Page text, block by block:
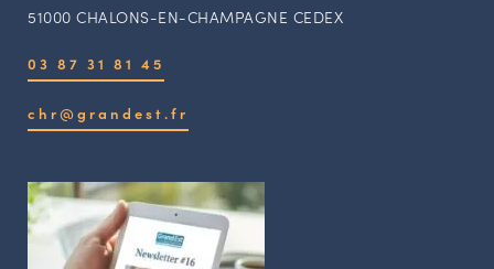
51000 CHALONS-EN-CHAMPAGNE CEDEX
03 87 31 81 45
chr@grandest.fr